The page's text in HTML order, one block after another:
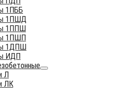
1ПББ
1ПШД
1ППШ
1ПШП
1ДПШ
ИДП
Л
ЛК